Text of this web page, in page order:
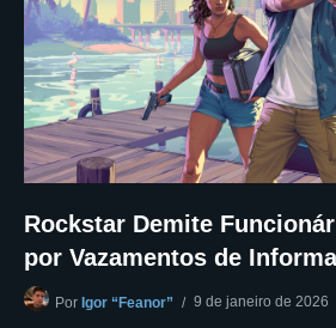
Rockstar Demite
por Vazamentos de
Por Igor “Feanor” 9 de janeiro de 2026